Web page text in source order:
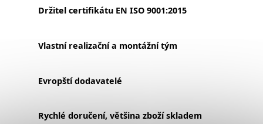
Držitel certifikátu EN ISO 9001:2015
Vlastní realizační a montážní tým
Evropští dodavatelé
Rychlé doručení, většina zboží skladem